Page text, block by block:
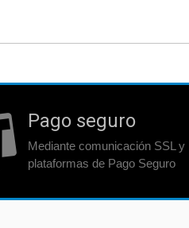
Pago seguro
Mediante comunicación SSL y
plataformas de Pago Seguro